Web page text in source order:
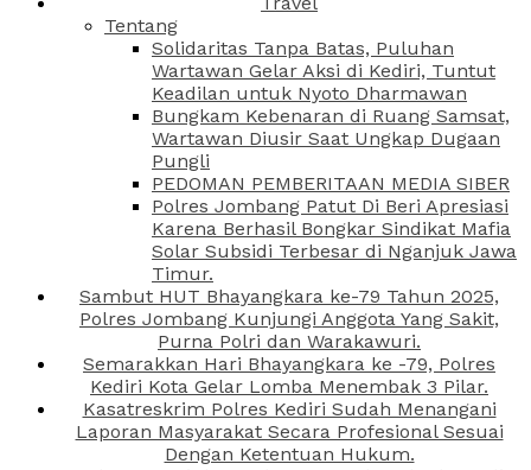
Tentang
Solidaritas Tanpa Batas, Puluhan
Wartawan Gelar Aksi di Kediri, Tuntut
Keadilan untuk Nyoto Dharmawan
Bungkam Kebenaran di Ruang Samsat,
Wartawan Diusir Saat Ungkap Dugaan
Pungli
PEDOMAN PEMBERITAAN MEDIA SIBER
Polres Jombang Patut Di Beri Apresiasi
Karena Berhasil Bongkar Sindikat Mafia
Solar Subsidi Terbesar di Nganjuk Jawa
Timur.
Sambut HUT Bhayangkara ke-79 Tahun 2025,
Polres Jombang Kunjungi Anggota Yang Sakit,
Purna Polri dan Warakawuri.
Semarakkan Hari Bhayangkara ke -79, Polres
Kediri Kota Gelar Lomba Menembak 3 Pilar.
Kasatreskrim Polres Kediri Sudah Menangani
Laporan Masyarakat Secara Profesional Sesuai
Dengan Ketentuan Hukum.